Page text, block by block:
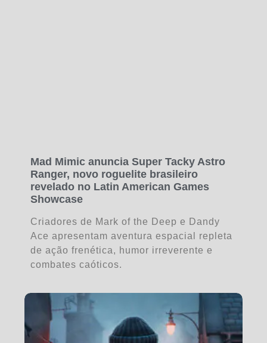
Mad Mimic anuncia Super Tacky Astro
Ranger, novo roguelite brasileiro
revelado no Latin American Games
Showcase
Criadores de Mark of the Deep e Dandy
Ace apresentam aventura espacial repleta
de ação frenética, humor irreverente e
combates caóticos.